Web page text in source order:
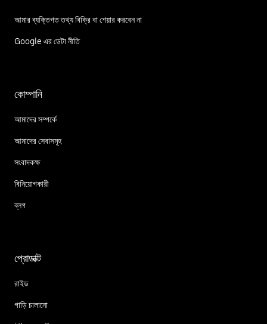
আমার ব্যক্তিগত তথ্য বিক্রি বা শেয়ার করবেন না
Google এর ডেটা নীতি
কোম্পানি
আমাদের সম্পর্কে
আমাদের সেবাসমূহ
সংবাদকক্ষ
বিনিয়োগকারী
ব্লগ
প্রোডাক্ট
রাইড
গাড়ি চালানো